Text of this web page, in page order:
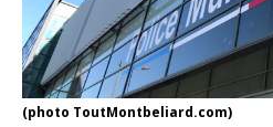
(photo ToutMontbeliard.com)